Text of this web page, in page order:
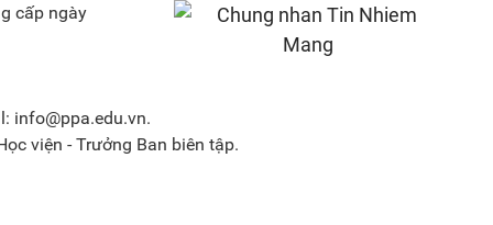
cấp ngày
info@ppa.edu.vn.
viện - Trưởng Ban biên tập.